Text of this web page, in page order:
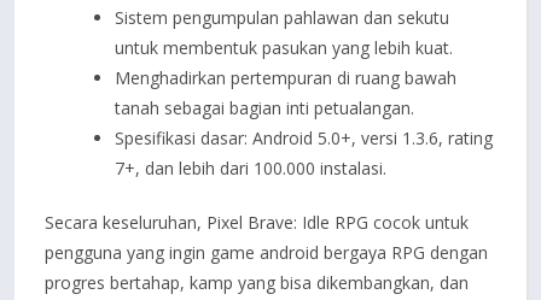
Sistem pengumpulan pahlawan dan sekutu
untuk membentuk pasukan yang lebih kuat.
Menghadirkan pertempuran di ruang bawah
tanah sebagai bagian inti petualangan.
Spesifikasi dasar: Android 5.0+, versi 1.3.6, rating
7+, dan lebih dari 100.000 instalasi.
Secara keseluruhan, Pixel Brave: Idle RPG cocok untuk
pengguna yang ingin game android bergaya RPG dengan
progres bertahap, kamp yang bisa dikembangkan, dan